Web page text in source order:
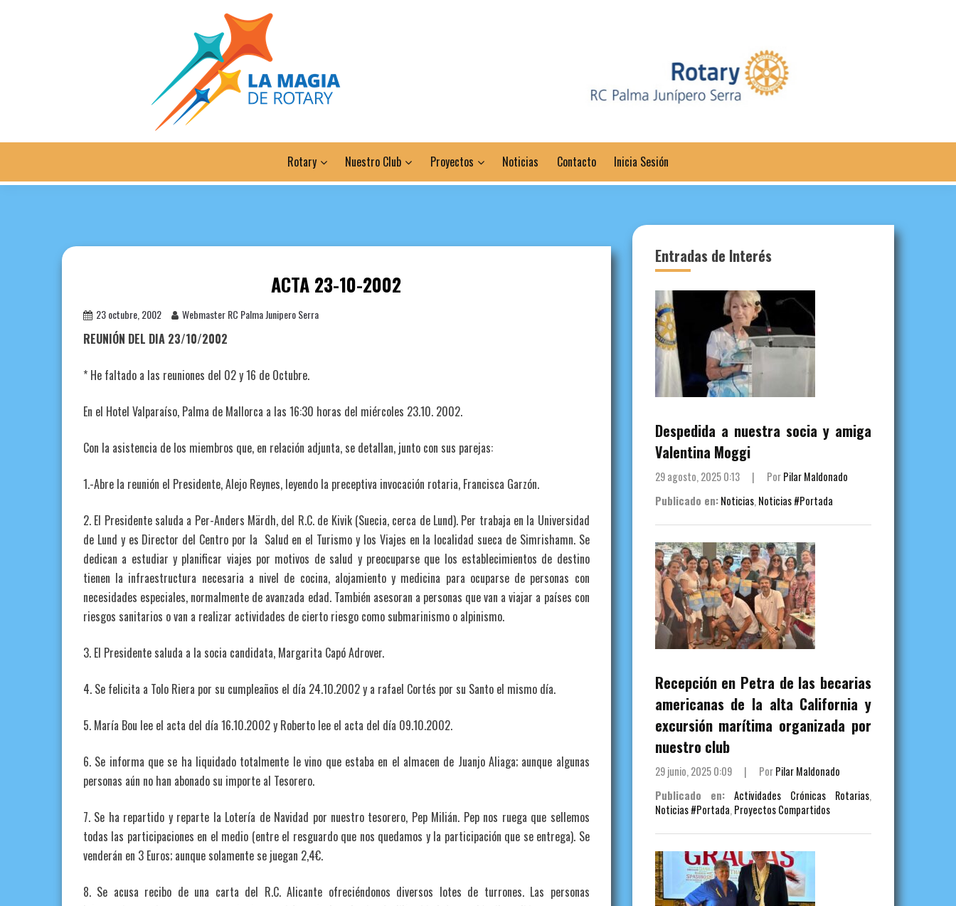
Rotary Nuestro Club Proyectos Noticias Contacto Inicia Sesión
ACTA 23-10-2002
23 octubre, 2002 Webmaster RC Palma Junipero Serra
REUNIÓN DEL DIA 23/10/2002
* He faltado a las reuniones del 02 y 16 de Octubre.
En el Hotel Valparaíso, Palma de Mallorca a las 16:30 horas del miércoles 23.10. 2002.
Con la asistencia de los miembros que, en relación adjunta, se detallan, junto con sus parejas:
1.-Abre la reunión el Presidente, Alejo Reynes, leyendo la preceptiva invocación rotaria, Francisca Garzón.
2. El Presidente saluda a Per-Anders Märdh, del R.C. de Kivik (Suecia, cerca de Lund). Per trabaja en la Universidad
de Lund y es Director del Centro por la Salud en el Turismo y los Viajes en la localidad sueca de Simrishamn. Se
dedican a estudiar y planificar viajes por motivos de salud y preocuparse que los establecimientos de destino
tienen la infraestructura necesaria a nivel de cocina, alojamiento y medicina para ocuparse de personas con
necesidades especiales, normalmente de avanzada edad. También asesoran a personas que van a viajar a países con
riesgos sanitarios o van a realizar actividades de cierto riesgo como submarinismo o alpinismo.
3. El Presidente saluda a la socia candidata, Margarita Capó Adrover.
4. Se felicita a Tolo Riera por su cumpleaños el día 24.10.2002 y a rafael Cortés por su Santo el mismo día.
5. María Bou lee el acta del día 16.10.2002 y Roberto lee el acta del día 09.10.2002.
6. Se informa que se ha liquidado totalmente le vino que estaba en el almacen de Juanjo Aliaga; aunque algunas
personas aún no han abonado su importe al Tesorero.
7. Se ha repartido y reparte la Lotería de Navidad por nuestro tesorero, Pep Milián. Pep nos ruega que sellemos
todas las participaciones en el medio (entre el resguardo que nos quedamos y la participación que se entrega). Se
venderán en 3 Euros; aunque solamente se juegan 2,4€.
8. Se acusa recibo de una carta del R.C. Alicante ofreciéndonos diversos lotes de turrones. Las personas
Entradas de Interés
Despedida a nuestra socia y amiga
Valentina Moggi
29 agosto, 2025 0:13 | PorPilar Maldonado
Publicado en: Noticias, Noticias #Portada
Recepción en Petra de las becarias
americanas de la alta California y
excursión marítima organizada por
nuestro club
29 junio, 2025 0:09 | PorPilar Maldonado
Publicado en:
Actividades Crónicas Rotarias,
Noticias #Portada, Proyectos Compartidos